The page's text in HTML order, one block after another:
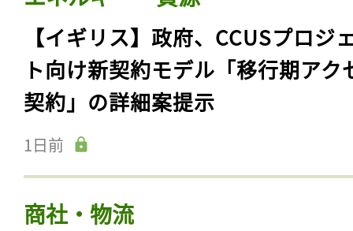
【イギリス】政府、CCUSプロジ
ト向け新契約モデル「移行期アク
契約」の詳細案提示
1日前
商社・物流